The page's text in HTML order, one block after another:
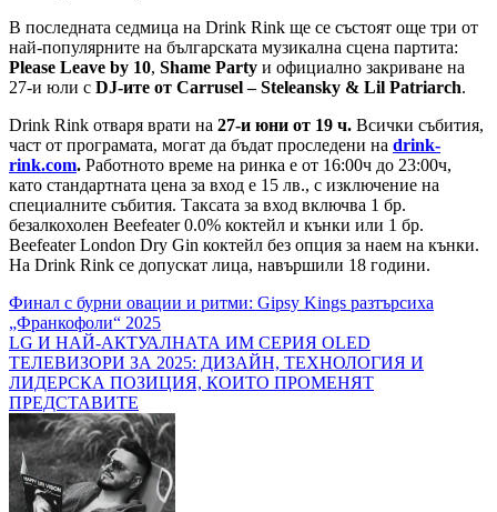
В последната седмица на Drink Rink ще се състоят още три от
най-популярните на българската музикална сцена партита:
Please Leave by 10, Shame Party и официално закриване на
27-и юли с DJ-ите от Carrusel – Steleansky & Lil Patriarch.
Drink Rink отваря врати на 27-и юни от 19 ч. Всички събития,
част от програмата, могат да бъдат проследени на drink-
rink.com. Работното време на ринка е от 16:00ч до 23:00ч,
като стандартната цена за вход е 15 лв., с изключение на
специалните събития. Таксата за вход включва 1 бр.
безалкохолен Beefeater 0.0% коктейл и кънки или 1 бр.
Beefeater London Dry Gin коктейл без опция за наем на кънки.
На Drink Rink се допускат лица, навършили 18 години.
Навигация
Финал с бурни овации и ритми: Gipsy Kings разтърсиха
„Франкофоли“ 2025
LG И НАЙ-АКТУАЛНАТА ИМ СЕРИЯ OLED
ТЕЛЕВИЗОРИ ЗА 2025: ДИЗАЙН, ТЕХНОЛОГИЯ И
ЛИДЕРСКА ПОЗИЦИЯ, КОИТО ПРОМЕНЯТ
ПРЕДСТАВИТЕ